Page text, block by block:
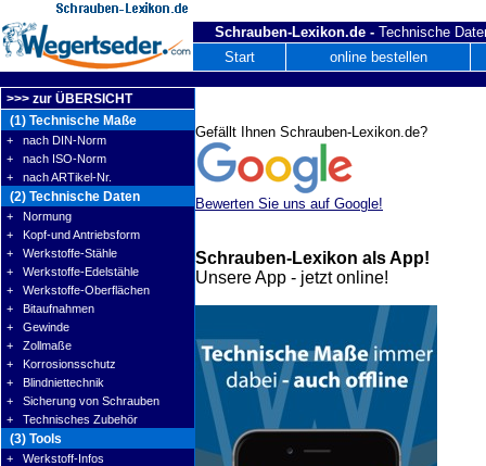
Schrauben-Lexikon.de - Technische
Start
online bestellen
>>> zur ÜBERSICHT
(1) Technische Maße
+ nach DIN-Norm
+ nach ISO-Norm
+ nach ARTikel-Nr.
(2) Technische Daten
+ Normung
+ Kopf-und Antriebsform
+ Werkstoffe-Stähle
+ Werkstoffe-Edelstähle
+ Werkstoffe-Oberflächen
+ Bitaufnahmen
+ Gewinde
+ Zollmaße
+ Korrosionsschutz
+ Blindniettechnik
+ Sicherung von Schrauben
+ Technisches Zubehör
(3) Tools
+ Werkstoff-Infos
Gefällt Ihnen Schrauben-Lexikon.de?
Bewerten Sie uns auf Google!
Schrauben-Lexikon als App!
Unsere App - jetzt online!